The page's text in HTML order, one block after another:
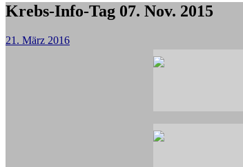
Krebs-Info-Tag 07. Nov. 2015
21. März 2016